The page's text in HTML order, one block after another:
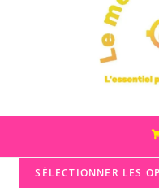
SÉLECTIONNER LES